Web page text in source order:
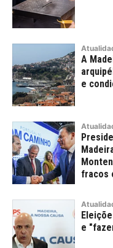
A
e
fracos
e